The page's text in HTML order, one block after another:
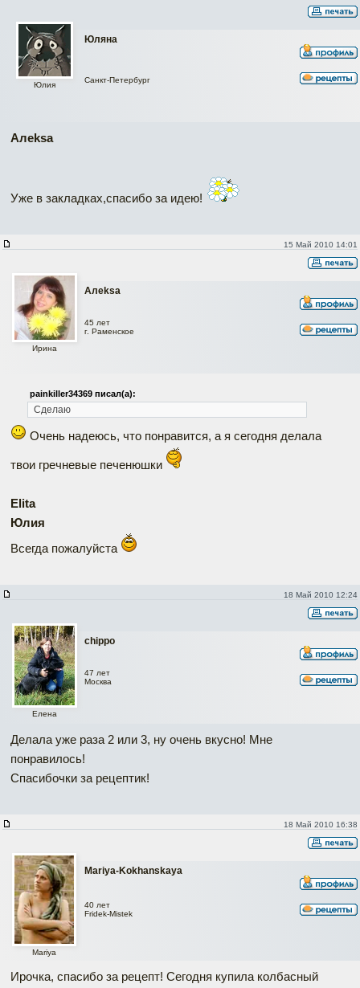
Юляна
Юлия
Санкт-Петербург
Алеksa
Уже в закладках,спасибо за идею!
15 Май 2010 14:01
Алеksa
Ирина
45 лет
г. Раменское
painkiller34369 писал(а):
Сделаю
Очень надеюсь, что понравится, а я сегодня делала
твои гречневые печенюшки
Elita
Юлия
Всегда пожалуйста
18 Май 2010 12:24
chippo
Елена
47 лет
Москва
Делала уже раза 2 или 3, ну очень вкусно! Мне
понравилось!
Спасибочки за рецептик!
18 Май 2010 16:38
Mariya-Kokhanskaya
Mariya
40 лет
Fridek-Mistek
Ирочка, спасибо за рецепт! Сегодня купила колбасный